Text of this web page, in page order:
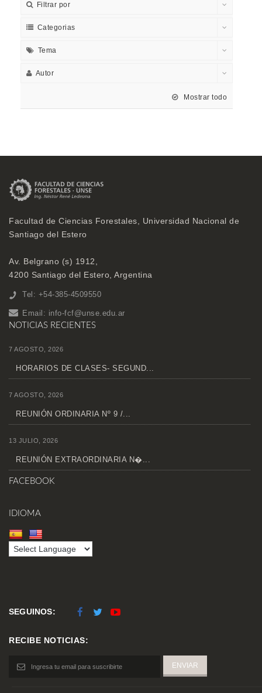
Filtrar por
Categorias
Tema
Autor
Mostrar todo
Facultad de Ciencias Forestales, Universidad Nacional de
Santiago del Estero
Av. Belgrano (s) 1912,
4200 Santiago del Estero, Argentina
Tel: +54-385-4509550
Email: info-fcf@unse.edu.ar
NOTICIAS RECIENTES
7 AGOSTO, 2026
HORARIOS DE CLASES- SEGUND...
7 AGOSTO, 2026
REUNIÓN ORDINARIA Nº 9 /...
13 JULIO, 2026
REUNIÓN EXTRAORDINARIA N�...
FACEBOOK
IDIOMA
SEGUINOS:
RECIBE NOTICIAS: